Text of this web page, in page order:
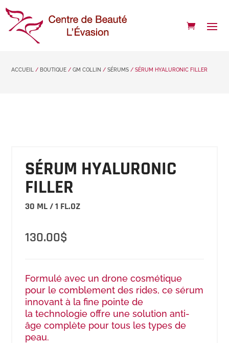
ACCUEIL / BOUTIQUE /GM COLLIN /SÉRUMS / SÉRUM HYALURONIC FILLER
SÉRUM HYALURONIC
FILLER
30 ML / 1 FL.OZ
130.00$
Formulé avec un drone cosmétique
pour le comblement des rides, ce sérum
innovant à la fine pointe de
la technologie offre une solution anti-
âge complète pour tous les types de
peau.